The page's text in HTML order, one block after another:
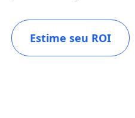
Estime seu ROI